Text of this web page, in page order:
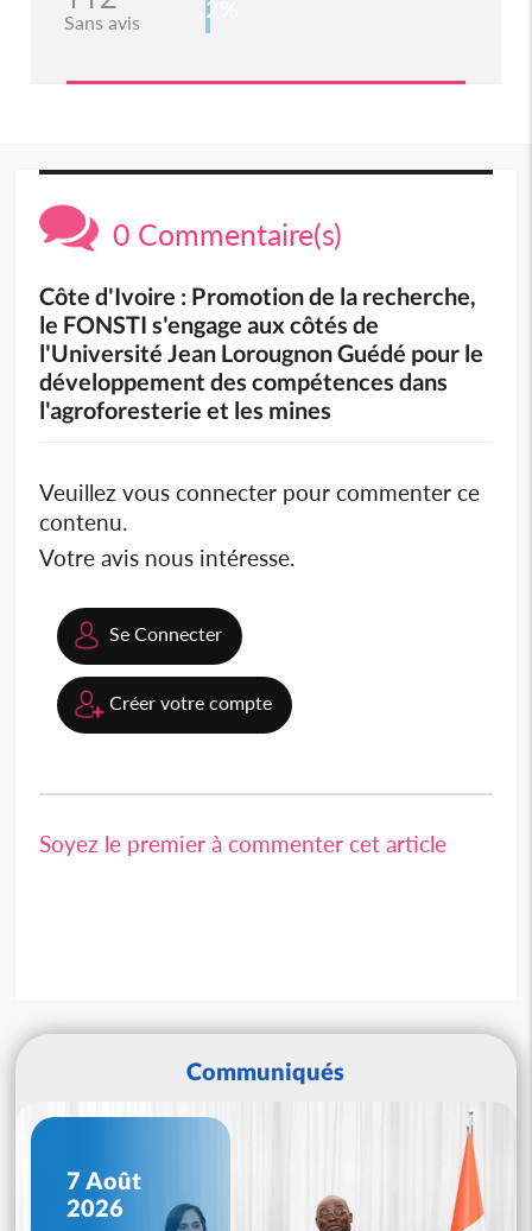
Sans avis 2%
0 Commentaire(s)
Côte d'Ivoire : Promotion de la recherche,
le FONSTI s'engage aux côtés de
l'Université Jean Lorougnon Guédé pour le
développement des compétences dans
l'agroforesterie et les mines
Veuillez vous connecter pour commenter ce
contenu.
Votre avis nous intéresse.
Se Connecter
Créer votre compte
Soyez le premier à commenter cet article
Communiqués
7 Août
2026